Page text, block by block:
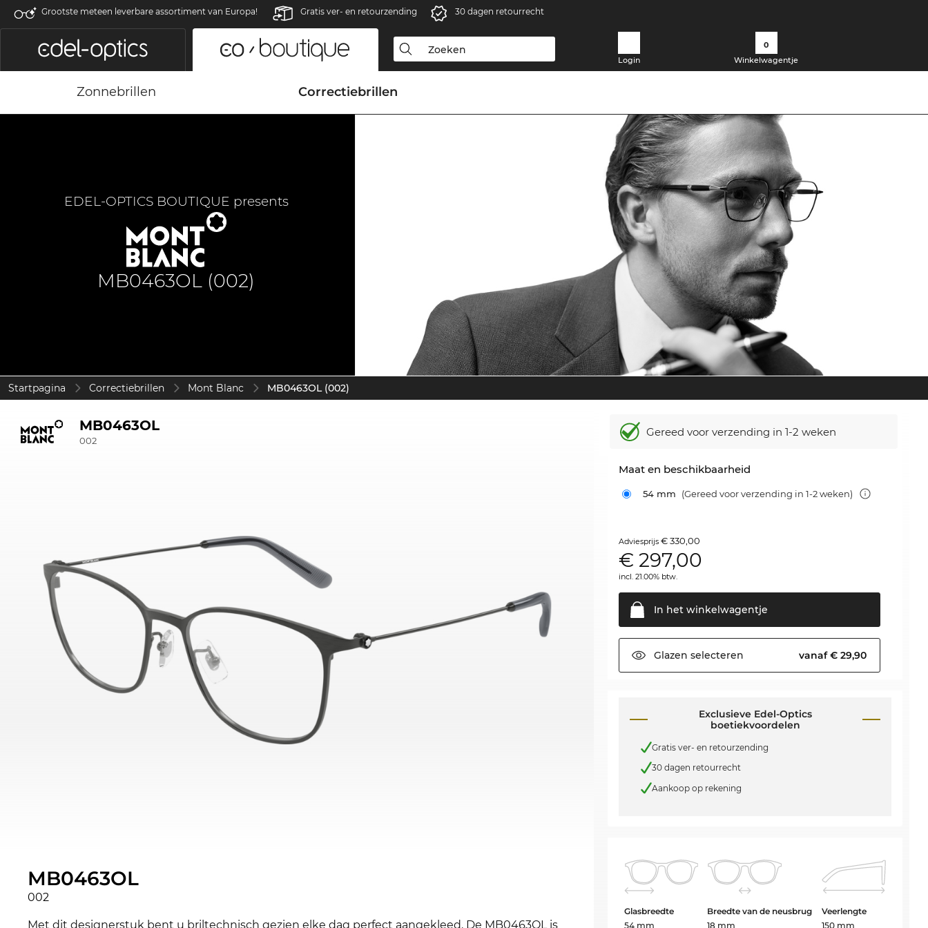
Grootste meteen leverbare assortiment van Europa! Gratis ver- en retourzending 30 dagen retourrecht
Login
0
Winkelwagentje
Zonnebrillen Correctiebrillen
MB0463OL (002)
EDEL-OPTICS BOUTIQUE presents
Startpagina Correctiebrillen Mont Blanc MB0463OL (002)
MB0463OL
002
MB0463OL
002
Met dit designerstuk bent u briltechnisch gezien elke dag perfect aangekleed. De MB0463OL is
Gereed voor verzending in 1-2 weken
Maat en beschikbaarheid
54 mm (Gereed voor verzending in 1-2 weken)
Adviesprijs€ 330,00
€297,00
incl. 21.00% btw.
In het winkelwagentje
Glazen selecteren vanaf € 29,90
Exclusieve Edel-Optics
boetiekvoordelen
Gratis ver- en retourzending
30 dagen retourrecht
Aankoop op rekening
Glasbreedte
54 mm
Breedte van de neusbrug
18 mm
Veerlengte
150 mm